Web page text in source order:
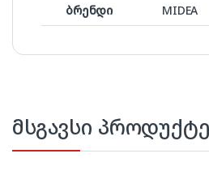
ბრენდი MIDEA
მსგავსი